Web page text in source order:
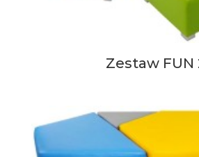
Zestaw FUN